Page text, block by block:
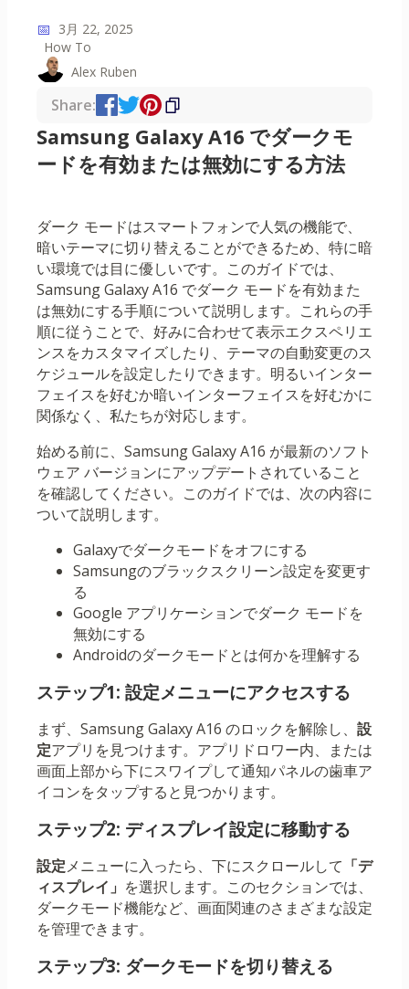
📅 3月 22, 2025
How To
Alex Ruben
Share:
Samsung Galaxy A16 でダークモ
ードを有効または無効にする方法
ダーク モードはスマートフォンで人気の機能で、
暗いテーマに切り替えることができるため、特に暗
い環境では目に優しいです。このガイドでは、
Samsung Galaxy A16 でダーク モードを有効また
は無効にする手順について説明します。これらの手
順に従うことで、好みに合わせて表示エクスペリエ
ンスをカスタマイズしたり、テーマの自動変更のス
ケジュールを設定したりできます。明るいインター
フェイスを好むか暗いインターフェイスを好むかに
関係なく、私たちが対応します。
始める前に、Samsung Galaxy A16 が最新のソフト
ウェア バージョンにアップデートされていること
を確認してください。このガイドでは、次の内容に
ついて説明します。
Galaxyでダークモードをオフにする
Samsungのブラックスクリーン設定を変更す
る
Google アプリケーションでダーク モードを
無効にする
Androidのダークモードとは何かを理解する
ステップ1: 設定メニューにアクセスする
まず、Samsung Galaxy A16 のロックを解除し、 設
定アプリを見つけます。アプリドロワー内、または
画面上部から下にスワイプして通知パネルの歯車ア
イコンをタップすると見つかります。
ステップ2: ディスプレイ設定に移動する
設定メニューに入ったら、下にスクロールして 「デ
ィスプレイ」 を選択します。このセクションでは、
ダークモード機能など、画面関連のさまざまな設定
を管理できます。
ステップ3: ダークモードを切り替える